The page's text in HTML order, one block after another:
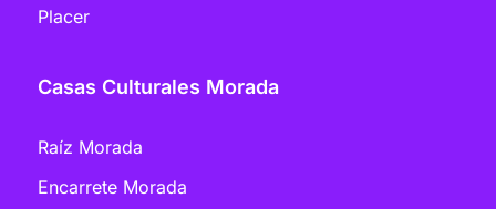
Placer
Casas Culturales Morada
Raíz Morada
Encarrete Morada